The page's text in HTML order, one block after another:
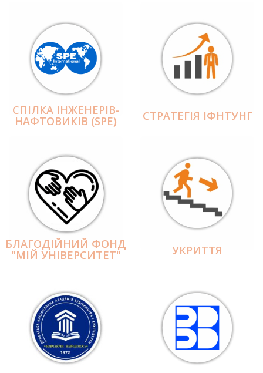
СПІЛКА ІНЖЕНЕРІВ-
НАФТОВИКІВ (SPE) СТРАТЕГІЯ ІФНТУНГ
БЛАГОДІЙНИЙ ФОНД
"МІЙ УНІВЕРСИТЕТ" УКРИТТЯ